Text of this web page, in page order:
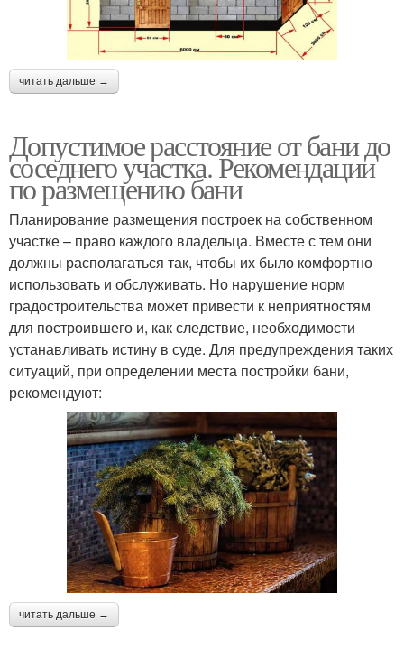
читать дальше →
Допустимое расстояние от бани до
соседнего участка. Рекомендации
по размещению бани
Планирование размещения построек на собственном
участке – право каждого владельца. Вместе с тем они
должны располагаться так, чтобы их было комфортно
использовать и обслуживать. Но нарушение норм
градостроительства может привести к неприятностям
для построившего и, как следствие, необходимости
устанавливать истину в суде. Для предупреждения таких
ситуаций, при определении места постройки бани,
рекомендуют:
читать дальше →